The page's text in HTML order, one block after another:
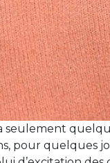
seulement
pour quelques